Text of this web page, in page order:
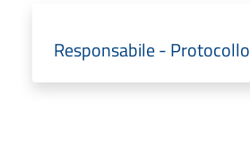
Responsabile - Protocollo